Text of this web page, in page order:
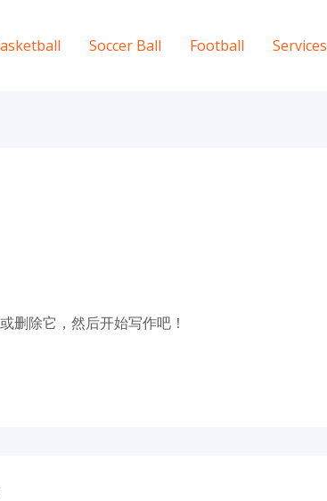
Soccer Ball Football Services
删除它，然后开始写作吧！